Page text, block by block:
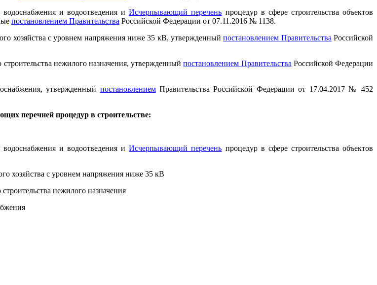
водоснабжения и водоотведения иИсчерпывающий перечень процедур в сфере строительства объектов
постановлением Правительства Российской Федерации от 07.11.2016 № 1138.
хозяйства с уровнем напряжения ниже 35 кВ, утвержденныйпостановлением Правительства Российской
строительства нежилого назначения, утвержденныйпостановлением Правительства Российской Федерации
утвержденный постановлениемПравительства Российской Федерации от 17.04.2017 № 452
перечней процедур в строительстве:
водоснабжения и водоотведения иИсчерпывающий перечень процедур в сфере строительства объектов
хозяйства с уровнем напряжения ниже 35 кВ
нежилого назначения